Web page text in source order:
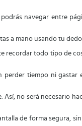
navegar entre
a mano usando tu
recordar todo tipo de
tiempo ni gastar
no será necesario
de forma segura,